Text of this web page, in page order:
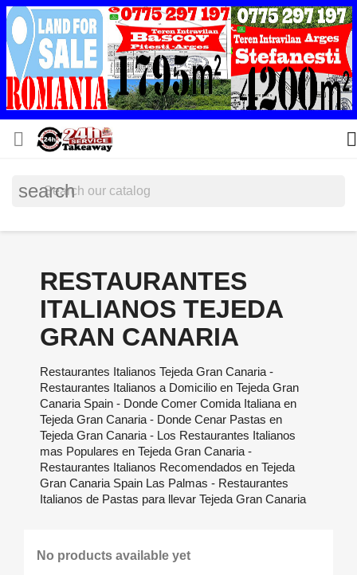
 
search
RESTAURANTES
ITALIANOS TEJEDA
GRAN CANARIA
Restaurantes Italianos Tejeda Gran Canaria -
Restaurantes Italianos a Domicilio en Tejeda Gran
Canaria Spain - Donde Comer Comida Italiana en
Tejeda Gran Canaria - Donde Cenar Pastas en
Tejeda Gran Canaria - Los Restaurantes Italianos
mas Populares en Tejeda Gran Canaria -
Restaurantes Italianos Recomendados en Tejeda
Gran Canaria Spain Las Palmas - Restaurantes
Italianos de Pastas para llevar Tejeda Gran Canaria
No products available yet